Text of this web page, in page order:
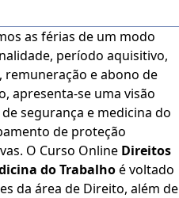
as férias de um modo
período aquisitivo,
remuneração e abono de
segurança e medicina do
de proteção
individual e medidas preventivas. O Curso Online Direitos
do Trabalhoé voltado
da área de Direito, além de